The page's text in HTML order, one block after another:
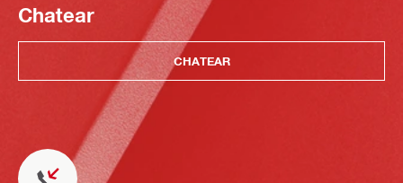
Chatear
CHATEAR